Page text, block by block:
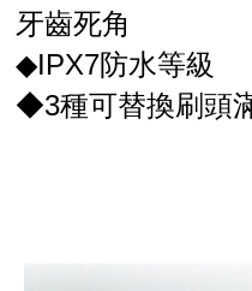
牙齒死角
◆IPX7防水等級
◆3種可替換刷頭